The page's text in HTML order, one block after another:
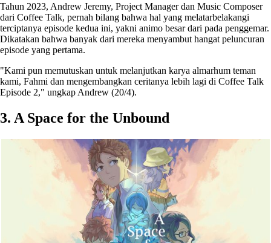
Tahun 2023, Andrew Jeremy, Project Manager dan Music Composer
dari Coffee Talk, pernah bilang bahwa hal yang melatarbelakangi
terciptanya episode kedua ini, yakni animo besar dari pada penggemar.
Dikatakan bahwa banyak dari mereka menyambut hangat peluncuran
episode yang pertama.
"Kami pun memutuskan untuk melanjutkan karya almarhum teman
kami, Fahmi dan mengembangkan ceritanya lebih lagi di Coffee Talk
Episode 2," ungkap Andrew (20/4).
3. A Space for the Unbound